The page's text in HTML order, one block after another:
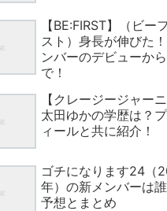
【BE:FIRST】（ビー
スト）身長が伸びた
ンバーのデビューか
で！
【クレージージャーニ
太田ゆかの学歴は？
ィールと共に紹介！
ゴチになります24（
年）の新メンバーは
予想とまとめ